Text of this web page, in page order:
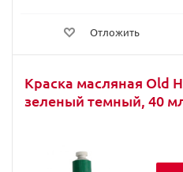
Отложить
Краска масляная Old
зеленый темный, 40